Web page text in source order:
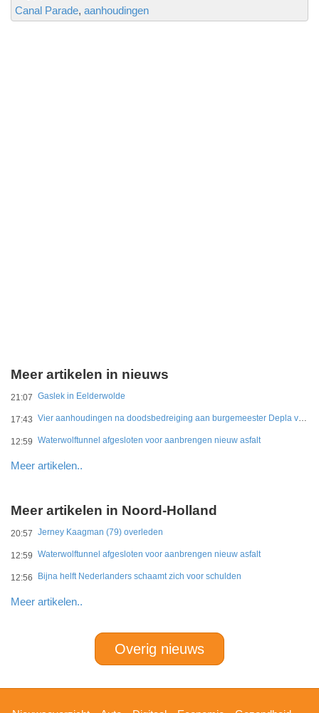
Canal Parade aanhoudingen
Meer artikelen in nieuws
21:07 Gaslek in Eelderwolde
17:43 Vier aanhoudingen na doodsbedreiging aan burgemeester Depla van Breda
12:59 Waterwolftunnel afgesloten voor aanbrengen nieuw asfalt
Meer artikelen..
Meer artikelen in Noord-Holland
20:57 Jerney Kaagman (79) overleden
12:59 Waterwolftunnel afgesloten voor aanbrengen nieuw asfalt
12:56 Bijna helft Nederlanders schaamt zich voor schulden
Meer artikelen..
Overig nieuws